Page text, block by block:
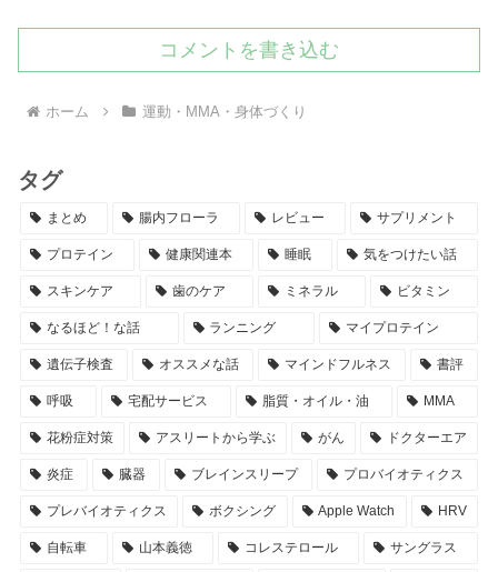
コメントを書き込む
ホーム 運動・MMA・身体づくり
タグ
まとめ 腸内フローラ レビュー サプリメント
プロテイン 健康関連本 睡眠 気をつけたい話
スキンケア 歯のケア ミネラル ビタミン
なるほど！な話 ランニング マイプロテイン
遺伝子検査 オススメな話 マインドフルネス 書評
呼吸 宅配サービス 脂質・オイル・油 MMA
花粉症対策 アスリートから学ぶ がん ドクターエア
炎症 臓器 ブレインスリープ プロバイオティクス
プレバイオティクス ボクシング Apple Watch HRV
自転車 山本義徳 コレステロール サングラス